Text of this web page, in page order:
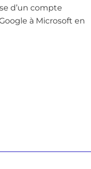
d’un compte
à Microsoft en